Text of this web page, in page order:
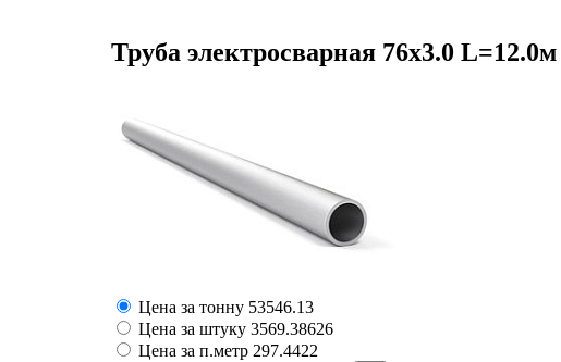
Труба электросварная 76х3.0 L=12.0м
Цена за тонну 53546.13
Цена за штуку 3569.38626
Цена за п.метр 297.4422